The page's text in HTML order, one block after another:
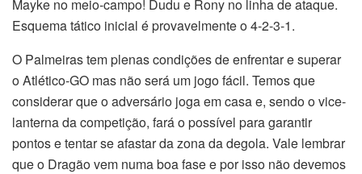
Mayke no meio-campo! Dudu e Rony no linha de ataque.
Esquema tático inicial é provavelmente o 4-2-3-1.
O Palmeiras tem plenas condições de enfrentar e superar
o Atlético-GO mas não será um jogo fácil. Temos que
considerar que o adversário joga em casa e, sendo o vice-
lanterna da competição, fará o possível para garantir
pontos e tentar se afastar da zona da degola. Vale lembrar
que o Dragão vem numa boa fase e por isso não devemos